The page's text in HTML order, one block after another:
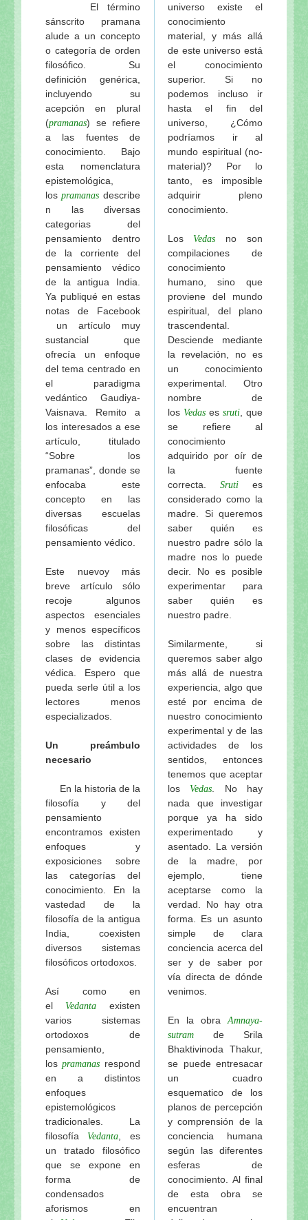
Tres troncos de madera de Visuddha-sattva Das
Sri Ksetra-dhama de Visuddha-sattva Das
El amoroso pasatiempo del Señor Jagannatha de
El templo del Señor Jagannatha y el Gaura-lila en
El pasatiempo del “cambio de cuerpo” del Señor
Nabhi-Brahma: La “fuerza vital” del Señor
Los pasatiempos de Sri Gauranga en el Ratha-
Ratha-yatra-guhyam-rahasya: El significado
Continuación: Los nuevos carros del Señor
El festival del Ratha-yatra y el Jagannatha-lila de
Las gentiles y sabias palabras del actual rey de
Los pujaris del Señor Jagannatha y el origen del
El maha-prasadam del Señor Jagannatha y una
Los festivales del Señor Jagannatha de Visuddha-
La especialidad del baile de Sriman Mahaprabhu
El amoroso pasatiempo del Señor Jagannatha de
Sri Sri Jagannatha-deva-stavah, por Sri Sanatana
Visuddha-sattva Das - INDICE de NOTAS
El término
sánscrito pramana
alude a un concepto
o categoría de orden
filosófico. Su
definición genérica,
incluyendo su
acepción en plural
(pramanas) se refiere
a las fuentes de
conocimiento. Bajo
esta nomenclatura
epistemológica,
los pramanas describe
n las diversas
categorias del
pensamiento dentro
de la corriente del
pensamiento védico
de la antigua India.
Ya publiqué en estas
notas de Facebook
un artículo muy
sustancial que
ofrecía un enfoque
del tema centrado en
el paradigma
vedántico Gaudiya-
Vaisnava. Remito a
los interesados a ese
artículo, titulado
“Sobre los
pramanas”, donde se
enfocaba este
concepto en las
diversas escuelas
filosóficas del
pensamiento védico.
Este nuevoy más
breve artículo sólo
recoje algunos
aspectos esenciales
y menos específicos
sobre las distintas
clases de evidencia
védica. Espero que
pueda serle útil a los
lectores menos
especializados.
Un preámbulo
necesario
En la historia de la
filosofía y del
pensamiento
encontramos existen
enfoques y
exposiciones sobre
las categorías del
conocimiento. En la
vastedad de la
filosofía de la antigua
India, coexisten
diversos sistemas
filosóficos ortodoxos.
Así como en
el Vedanta existen
varios sistemas
ortodoxos de
pensamiento,
los pramanas respond
en a distintos
enfoques
epistemológicos
tradicionales. La
filosofía Vedanta , es
un tratado filosófico
que se expone en
forma de
condensados
aforismos en
universo existe el
conocimiento
material, y más allá
de este universo está
el conocimiento
superior. Si no
podemos incluso ir
hasta el fin del
universo, ¿Cómo
podríamos ir al
mundo espiritual (no-
material)? Por lo
tanto, es imposible
adquirir pleno
conocimiento.
Los Vedas no son
compilaciones de
conocimiento
humano, sino que
proviene del mundo
espiritual, del plano
trascendental.
Desciende mediante
la revelación, no es
un conocimiento
experimental. Otro
nombre de
los Vedas es sruti , que
se refiere al
conocimiento
adquirido por oír de
la fuente
correcta. Sruti es
considerado como la
madre. Si queremos
saber quién es
nuestro padre sólo la
madre nos lo puede
decir. No es posible
experimentar para
saber quién es
nuestro padre.
Similarmente, si
queremos saber algo
más allá de nuestra
experiencia, algo que
esté por encima de
nuestro conocimiento
experimental y de las
actividades de los
sentidos, entonces
tenemos que aceptar
los Vedas . No hay
nada que investigar
porque ya ha sido
experimentado y
asentado. La versión
de la madre, por
ejemplo, tiene
aceptarse como la
verdad. No hay otra
forma. Es un asunto
simple de clara
conciencia acerca del
ser y de saber por
vía directa de dónde
venimos.
En la obra Amnaya-
sutram de Srila
Bhaktivinoda Thakur,
se puede entresacar
un cuadro
esquematico de los
planos de percepción
y comprensión de la
conciencia humana
según las diferentes
esferas de
conocimiento. Al final
de esta obra se
encuentran